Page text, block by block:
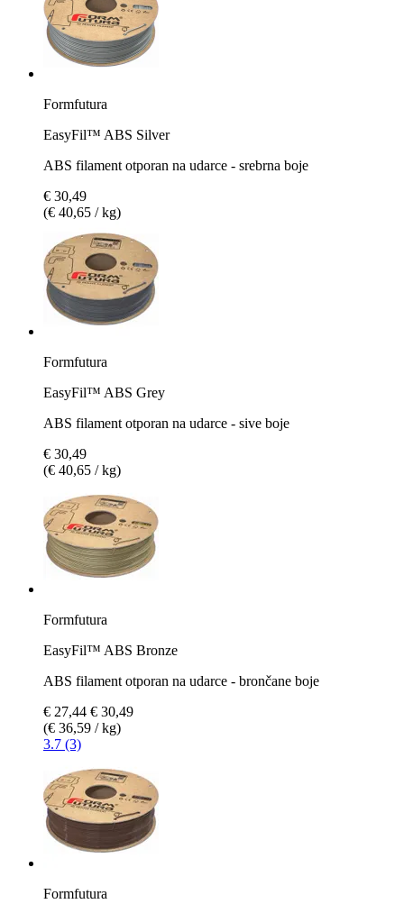
Formfutura
EasyFil™ ABS Silver
ABS filament otporan na udarce - srebrna boje
€ 30,49
(€ 40,65 / kg)
Formfutura
EasyFil™ ABS Grey
ABS filament otporan na udarce - sive boje
€ 30,49
(€ 40,65 / kg)
Formfutura
EasyFil™ ABS Bronze
ABS filament otporan na udarce - brončane boje
€ 27,44 € 30,49
(€ 36,59 / kg)
3.7 (3)
Formfutura